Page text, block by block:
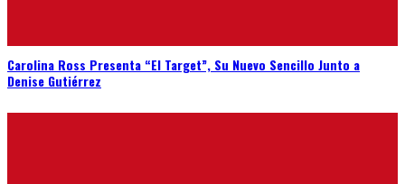
Carolina Ross Presenta “El Target”, Su Nuevo Sencillo Junto a
Denise Gutiérrez